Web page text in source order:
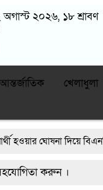
অগাস্ট ২০২৬, ১৮ শ্রাবণ
আন্তর্জাতিক
খেলাধুলা
হওয়ার ঘোষনা দিয়ে
করুন ।